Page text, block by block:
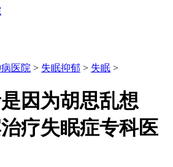
医院 > 失眠抑郁 > 失眠 >
因为胡思乱想
疗失眠症专科医